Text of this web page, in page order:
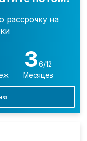
рассрочку на
3 6/12
Месяцев